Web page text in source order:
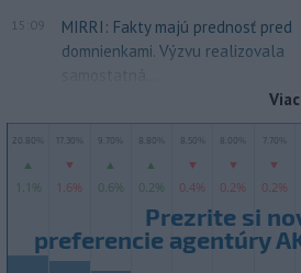
15:09
MIRRI: Fakty majú prednosť pred
domnienkami. Výzvu realizovala
samostatná...
Viac